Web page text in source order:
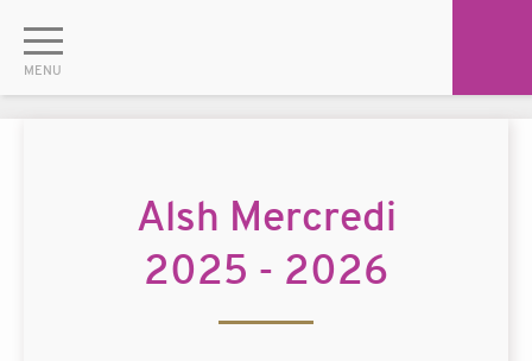
Alsh Mercredi
2025 - 2026